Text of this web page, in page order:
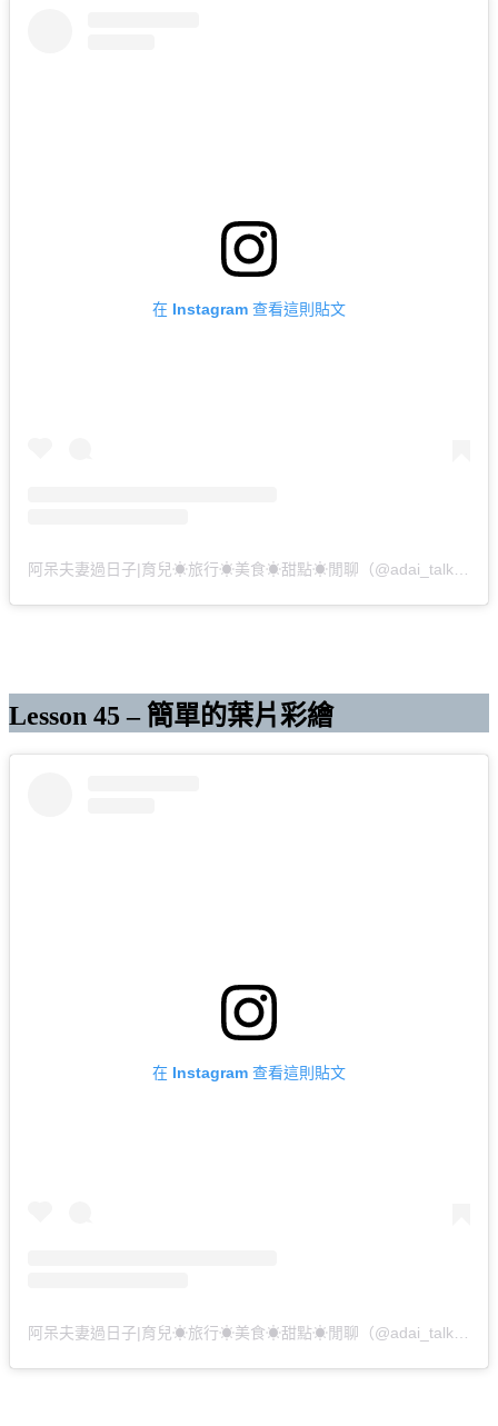
在 Instagram 查看這則貼文
阿呆夫妻過日子|育兒☀︎旅行☀︎美食☀︎甜點☀︎閒聊（@adai_talk）分享的貼文
Lesson 45 – 簡單的葉片彩繪
在 Instagram 查看這則貼文
阿呆夫妻過日子|育兒☀︎旅行☀︎美食☀︎甜點☀︎閒聊（@adai_talk）分享的貼文